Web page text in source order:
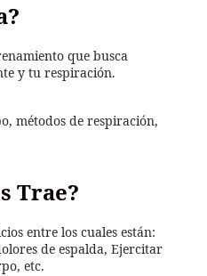
que busca
y tu respiración.
métodos de respiración,
Trae?
entre los cuales están:
de espalda, Ejercitar
etc.